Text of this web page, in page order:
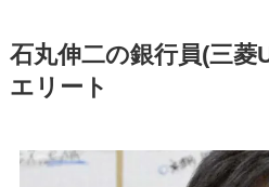
石丸伸二の銀行員(三菱
エリート